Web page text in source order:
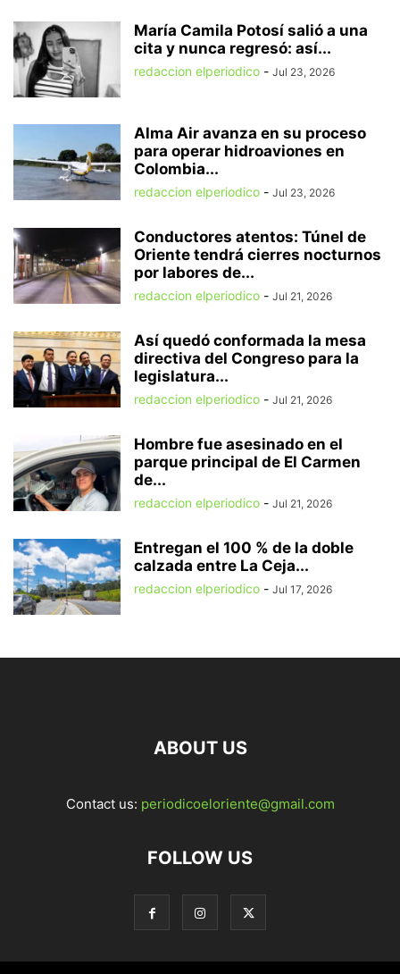
María Camila Potosí salió a una
cita y nunca regresó: así...
redaccion elperiodico - Jul 23, 2026
Alma Air avanza en su proceso
para operar hidroaviones en
Colombia...
redaccion elperiodico - Jul 23, 2026
Conductores atentos: Túnel de
Oriente tendrá cierres nocturnos
por labores de...
redaccion elperiodico - Jul 21, 2026
Así quedó conformada la mesa
directiva del Congreso para la
legislatura...
redaccion elperiodico - Jul 21, 2026
Hombre fue asesinado en el
parque principal de El Carmen
de...
redaccion elperiodico - Jul 21, 2026
Entregan el 100 % de la doble
calzada entre La Ceja...
redaccion elperiodico - Jul 17, 2026
ABOUT US
Contact us: periodicoeloriente@gmail.com
FOLLOW US